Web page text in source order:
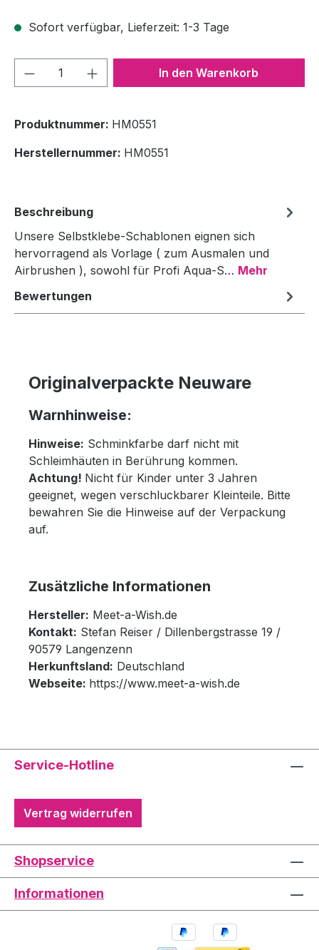
Sofort verfügbar, Lieferzeit: 1-3 Tage
Produkt Anzahl: Gib denIn den Warenkorb
Produktnummer: HM0551
Herstellernummer: HM0551
Beschreibung
Unsere Selbstklebe-Schablonen eignen sich
hervorragend als Vorlage ( zum Ausmalen und
Airbrushen ), sowohl für Profi Aqua-S… Mehr
Bewertungen
Originalverpackte Neuware
Warnhinweise:
Hinweise: Schminkfarbe darf nicht mit
Schleimhäuten in Berührung kommen.
Achtung! Nicht für Kinder unter 3 Jahren
geeignet, wegen verschluckbarer Kleinteile. Bitte
bewahren Sie die Hinweise auf der Verpackung
auf.
Zusätzliche Informationen
Hersteller: Meet-a-Wish.de
Kontakt: Stefan Reiser / Dillenbergstrasse 19 /
90579 Langenzenn
Herkunftsland: Deutschland
Webseite: https://www.meet-a-wish.de
Service-Hotline
Vertrag widerrufen
Shopservice
Informationen